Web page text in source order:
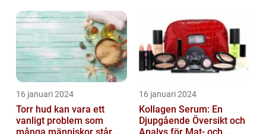
16 januari 2024
Torr hud kan vara ett
vanligt problem som
16 januari 2024
Kollagen Serum: En
Djupgående Översikt och